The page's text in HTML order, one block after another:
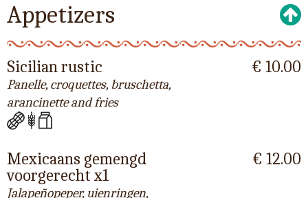
Appetizers
Sicilian rustic
Panelle, croquettes, bruschetta,
arancinette and fries
€ 10.00
Mexicaans gemengd
voorgerecht x1
Jalapeñopeper, uienringen,
€ 12.00